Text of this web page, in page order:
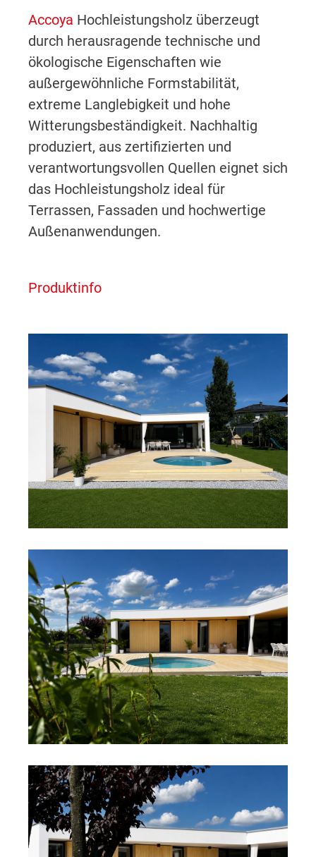
Accoya Hochleistungsholz überzeugt
durch herausragende technische und
ökologische Eigenschaften wie
außergewöhnliche Formstabilität,
extreme Langlebigkeit und hohe
Witterungsbeständigkeit. Nachhaltig
produziert, aus zertifizierten und
verantwortungsvollen Quellen eignet sich
das Hochleistungsholz ideal für
Terrassen, Fassaden und hochwertige
Außenanwendungen.
Produktinfo